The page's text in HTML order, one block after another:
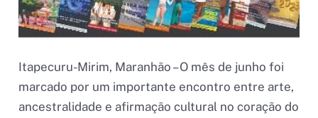
Itapecuru-Mirim, Maranhão – O mês de junho foi
marcado por um importante encontro entre arte,
ancestralidade e afirmação cultural no coração do